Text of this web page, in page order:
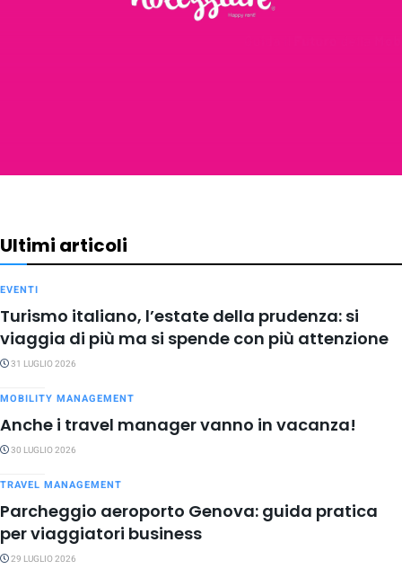
Ultimi articoli
EVENTI
Turismo italiano, l’estate della prudenza: si
viaggia di più ma si spende con più attenzione
31 LUGLIO 2026
MOBILITY MANAGEMENT
Anche i travel manager vanno in vacanza!
30 LUGLIO 2026
TRAVEL MANAGEMENT
Parcheggio aeroporto Genova: guida pratica
per viaggiatori business
29 LUGLIO 2026